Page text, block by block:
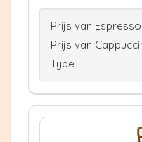
Prijs van Espresso
Prijs van
Type